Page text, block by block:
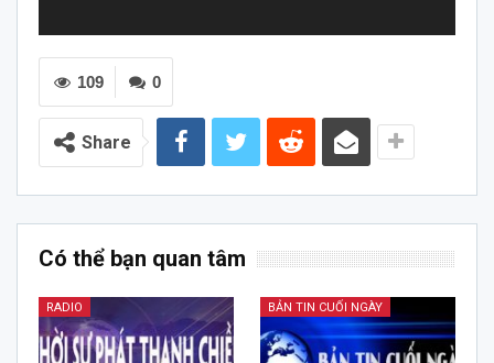
0
109
Share
Có thể bạn quan tâm
RADIO BẢN TIN CUỐI NGÀY